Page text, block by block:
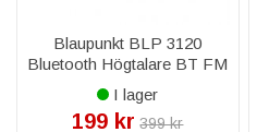
Blaupunkt BLP 3120
Bluetooth Högtalare BT FM
3W - Röd
I lager
199 kr 399 kr